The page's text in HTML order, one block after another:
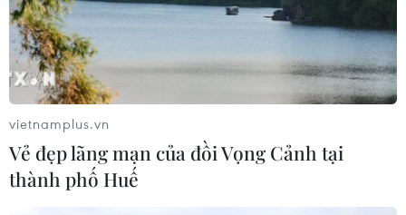
01/08/2026 09:14
Gia Lai xác thực 99,8% dữ liệu bảo
hiểm
01/08/2026 07:05
vietnamplus.vn
Vẻ đẹp lãng mạn của đồi Vọng Cảnh tại
thành phố Huế